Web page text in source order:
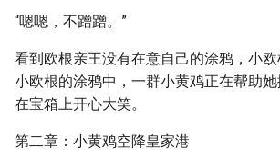
“嗯嗯，不蹭蹭。”
看到欧根亲王没有在意自己的涂鸦，小
小欧根的涂鸦中，一群小黄鸡正在帮助
在宝箱上开心大笑。
第二章：小黄鸡空降皇家港